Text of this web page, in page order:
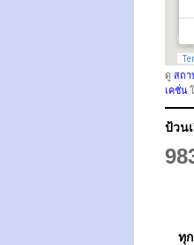
ดู สถา
เคชั่น
ป้วน
ทุ